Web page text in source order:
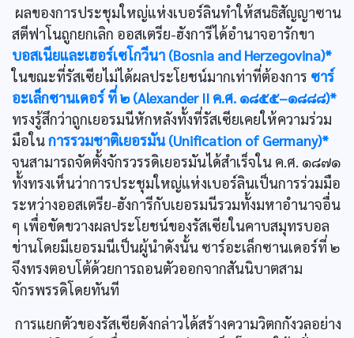
ผลของการประชุมใหญ่แห่งเบอร์ลินทำให้สนธิสัญญาซาน
สตีฟาโนถูกยกเลิก ออสเตรีย-ฮังการีได้อำนาจอารักขา
บอสเนียและเฮอร์เซโกวีนา (Bosnia and Herzegovina)*
ในขณะที่รัสเซียไม่ได้ผลประโยชน์มากเท่าที่ต้องการ ซาร์
อะเล็กซานเดอร์ ที่ ๒ (Alexander II ค.ศ. ๑๘๕๕–๑๘๘๘)*
ทรงรู้สึกว่าถูกเยอรมนีหักหลังทั้งที่รัสเซียเคยให้ความร่วม
มือในการรวมชาติเยอรมัน (Unification of Germany)*
จนสามารถจัดตั้งจักรวรรดิเยอรมันได้สำเร็จใน ค.ศ. ๑๘๗๑
ทั้งทรงเห็นว่าการประชุมใหญ่แห่งเบอร์ลินเป็นการร่วมมือ
ระหว่างออสเตรีย-ฮังการีกับเยอรมนีรวมทั้งมหาอำนาจอื่น
ๆ เพื่อขัดขวางผลประโยชน์ของรัสเซียในคาบสมุทรบอล
ข่านโดยมีเยอรมนีเป็นผู้นำดังนั้น ซาร์อะเล็กซานเดอร์ที่ ๒
จึงทรงตอบโต้ด้วยการถอนตัวออกจากสันนิบาตสาม
จักรพรรดิโดยทันที
การแยกตัวของรัสเซียดังกล่าวได้สร้างความวิตกกังวลอย่าง